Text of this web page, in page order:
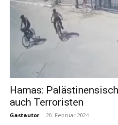
Hamas:
auch Terroristen
Gastautor - 20. Februar 2024